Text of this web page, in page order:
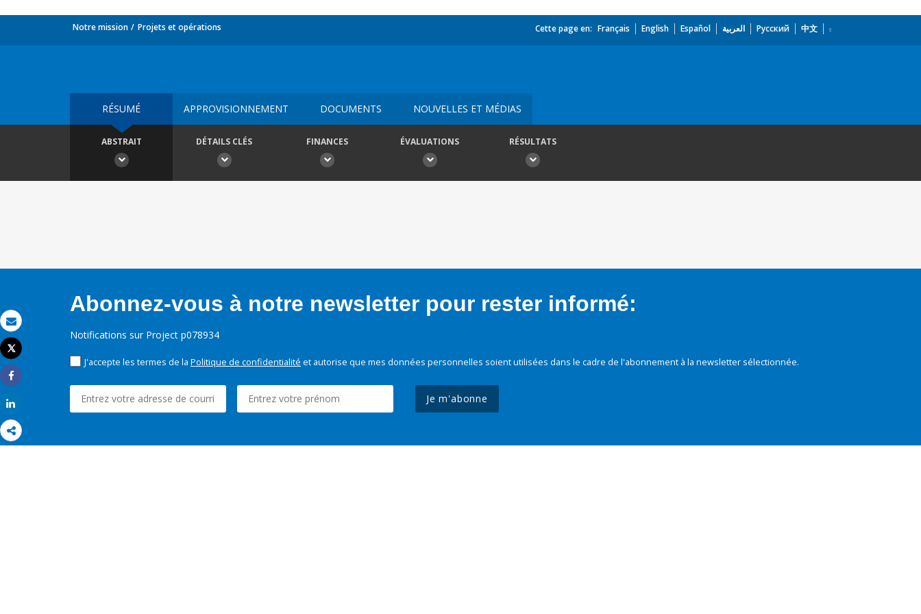
Email
Imprimer
Tweet
Share
Notre mission Projets et opérations Cette page en: Français English Español العربية Русский 中文
RÉSUMÉ APPROVISIONNEMENT DOCUMENTS NOUVELLES ET MÉDIAS
ABSTRAIT DÉTAILS CLÉS FINANCES ÉVALUATIONS RÉSULTATS
Abonnez-vous à notre newsletter pour rester informé:
Notifications sur Project p078934
J'accepte les termes de la Politique de confidentialité et autorise que mes données personnelles soient utilisées dans le cadre de l'abonnement à la newsletter sélectionnée.
Je m'abonne